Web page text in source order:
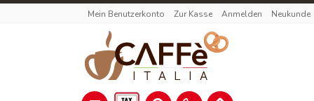
Mein Benutzerkonto Zur Kasse Anmelden Neukunde